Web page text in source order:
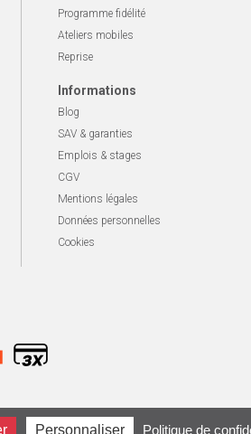
Programme fidélité
Ateliers mobiles
Reprise
Informations
Blog
SAV & garanties
Emplois & stages
CGV
Mentions légales
Données personnelles
Cookies
Personnaliser Politique de